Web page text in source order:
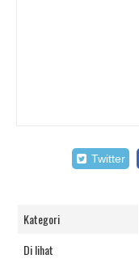
Twitter
Kategori
Di lihat